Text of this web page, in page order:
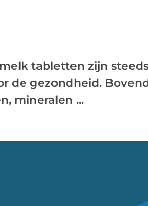
tabletten zijn
de gezondheid.
mineralen ...